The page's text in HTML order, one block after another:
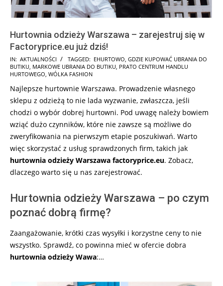
Hurtownia odzieży Warszawa – zarejestruj się w
Factoryprice.eu już dziś!
2025-
02-
IN: AKTUALNOŚCI TAGGED: EHURTOWO, GDZIE KUPOWAĆ UBRANIA DO
BUTIKU, MARKOWE UBRANIA DO BUTIKU, PRATO CENTRUM HANDLU
HURTOWEGO, WÓLKA FASHION
Najlepsze hurtownie Warszawa. Prowadzenie własnego
sklepu z odzieżą to nie lada wyzwanie, zwłaszcza, jeśli
chodzi o wybór dobrej hurtowni. Pod uwagę należy bowiem
wziąć dużo czynników, które nie zawsze są możliwe do
zweryfikowania na pierwszym etapie poszukiwań. Warto
więc skorzystać z usług sprawdzonych firm, takich jak
hurtownia odzieży Warszawa factoryprice.eu. Zobacz,
dlaczego warto się u nas zarejestrować.
Hurtownia odzieży Warszawa – po czym
poznać dobrą firmę?
Zaangażowanie, krótki czas wysyłki i korzystne ceny to nie
wszystko. Sprawdź, co powinna mieć w ofercie dobra
hurtownia odzieży Wawa:…